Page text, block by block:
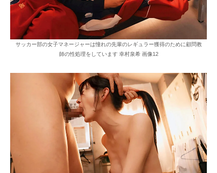
サッカー部の女子マネージャーは憧れの先輩のレギュラー獲得のために顧問教
師の性処理をしています 幸村泉希 画像12